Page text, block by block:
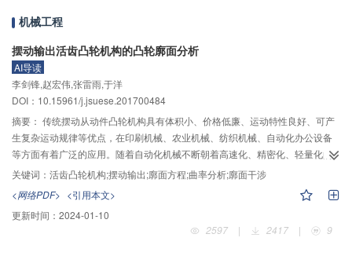
的鲁棒性，从而确保了焊接过程中弧长的稳定和较好的控制品质。
机械工程
摆动输出活齿凸轮机构的凸轮廓面分析
AI导读
李剑锋,赵宏伟,张雷雨,于洋
DOI：10.15961/j.jsuese.201700484
摘要： 传统摆动从动件凸轮机构具有体积小、价格低廉、运动特性良好、可产
生复杂运动规律等优点，在印刷机械、农业机械、纺织机械、自动化办公设备
等方面有着广泛的应用。随着自动化机械不断朝着高速化、精密化、轻量化的
方向发展，对传统的摆动从动件凸轮机构提出了更高的要求。传统摆动从动件
凸轮机构在实现大摆角范围输出时需要较大结构尺寸，且凸轮与从动件间多为
单个高副接触，承载能力较弱，使其应用受到了一定程度的限制。作者以活齿
传动和凸轮机构为基础，提出了一种综合两种传动形式优点的摆动输出活齿凸
轮机构，具有齿数灵活、摆角范围宽、可按多种既定凸轮曲线规律摆动输出的
关键词： 活齿凸轮机构;摆动输出;廓面方程;曲率分析;廓面干涉
<网络PDF> <引用本文>
更新时间： 2024-01-10
2597
| 2417 | 9